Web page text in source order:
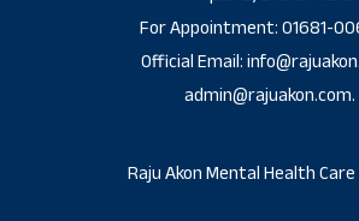
For Appointment: 01681-
Official Email:
admin@rajuakon.com.
Raju Akon Mental Health